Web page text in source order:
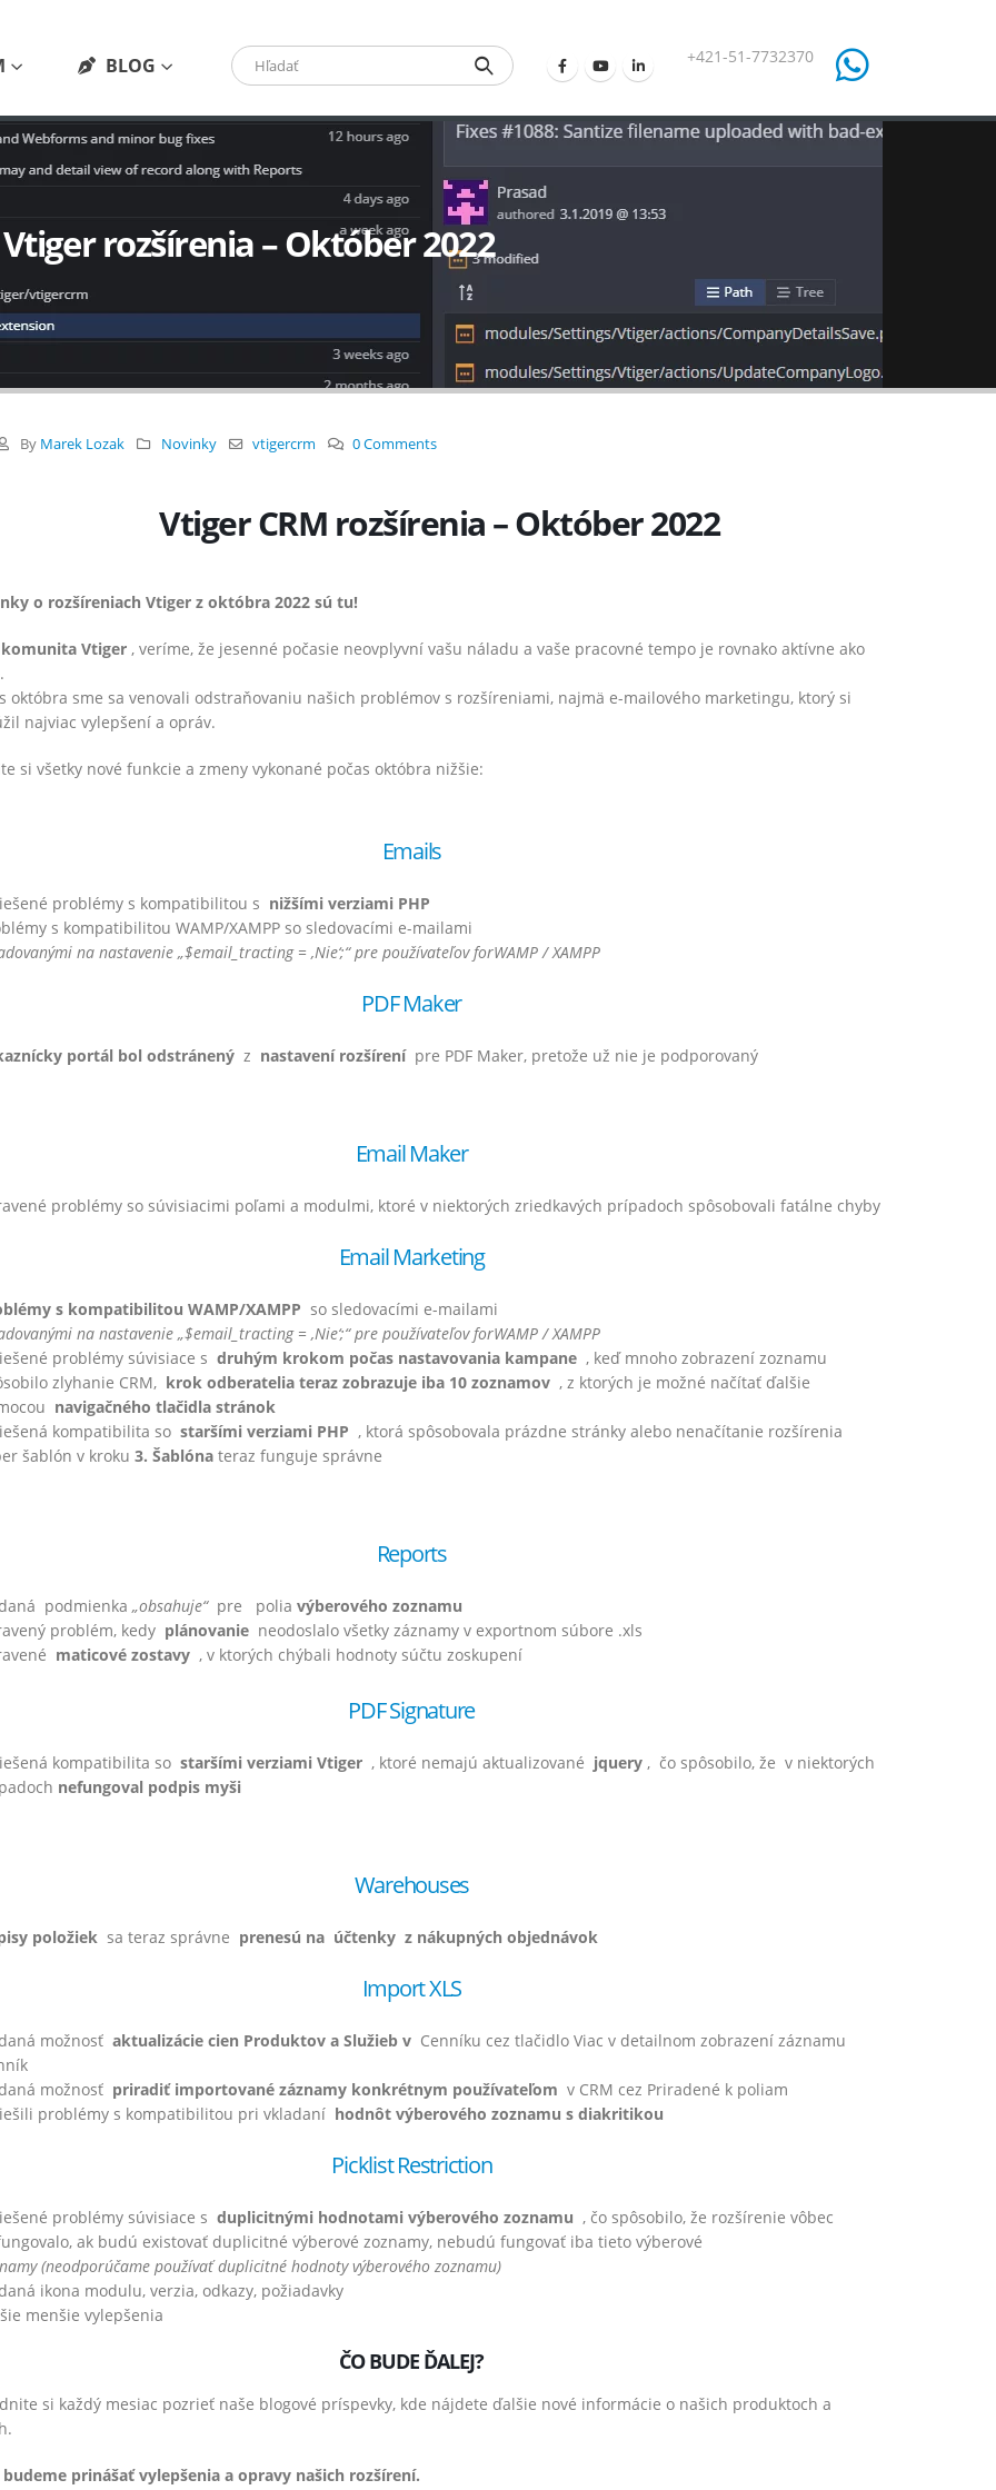
BLOG +421-51-7732370
Vtiger rozšírenia – Október 2022
By Marek Lozak Novinky vtigercrm 0 Comments
Vtiger CRM rozšírenia – Október 2022
o rozšíreniach Vtiger z októbra 2022 sú tu!
Vtiger, veríme, že jesenné počasie neovplyvní vašu náladu a vaše pracovné tempo je rovnako aktívne ako
októbra sme sa venovali odstraňovaniu našich problémov s rozšíreniami, najmä e-mailového marketingu, ktorý si
najviac vylepšení a opráv.
si všetky nové funkcie a zmeny vykonané počas októbra nižšie:
Emails
problémy s kompatibilitou s nižšími verziami PHP
s kompatibilitou WAMP/XAMPP so sledovacími e-mailami
na nastavenie „$email_tracting = ‚Nie‘;“pre používateľov forWAMP / XAMPP
PDF Maker
portál bol odstránenýz nastavení rozšírenípre PDF Maker, pretože už nie je podporovaný
Email Maker
problémy so súvisiacimi poľami a modulmi, ktoré v niektorých zriedkavých prípadoch spôsobovali fatálne chyby
Email Marketing
s kompatibilitou WAMP/XAMPP so sledovacími e-mailami
na nastavenie „$email_tracting = ‚Nie‘;“pre používateľov forWAMP / XAMPP
problémy súvisiace s druhým krokom počas nastavovania kampane, keď mnoho zobrazení zoznamu
zlyhanie CRM, krok odberatelia teraz zobrazuje iba 10 zoznamov, z ktorých je možné načítať ďalšie
navigačného tlačidla stránok
kompatibilita so staršími verziami PHP , ktorá spôsobovala prázdne stránky alebo nenačítanie rozšírenia
šablón v kroku 3. Šablónateraz funguje správne
Reports
podmienka „obsahuje“pre polia výberového zoznamu
problém, kedy plánovanieneodoslalo všetky záznamy v exportnom súbore .xls
maticové zostavy, v ktorých chýbali hodnoty súčtu zoskupení
PDF Signature
kompatibilita so staršími verziami Vtiger, ktoré nemajú aktualizované jquery, čo spôsobilo, že v niektorých
nefungoval podpis myši
Warehouses
položieksa teraz správne prenesú na účtenky z nákupných objednávok
Import XLS
možnosť aktualizácie cien Produktov a Služieb vCenníku cez tlačidlo Viac v detailnom zobrazení záznamu
možnosť priradiť importované záznamy konkrétnym používateľom v CRM cez Priradené k poliam
problémy s kompatibilitou pri vkladaní hodnôt výberového zoznamu s diakritikou
Picklist Restriction
problémy súvisiace s duplicitnými hodnotami výberového zoznamu , čo spôsobilo, že rozšírenie vôbec
ak budú existovať duplicitné výberové zoznamy, nebudú fungovať iba tieto výberové
(neodporúčame používať duplicitné hodnoty výberového zoznamu)
ikona modulu, verzia, odkazy, požiadavky
menšie vylepšenia
ČO BUDE ĎALEJ?
si každý mesiac pozrieť naše blogové príspevky, kde nájdete ďalšie nové informácie o našich produktoch a
budeme prinášať vylepšenia a opravy našich rozšírení.
– August 2022 Vtiger rozšírenia – Marec 2022
9. marca 2022
6. januára 2022
Vtiger rozšírenia – November 2021